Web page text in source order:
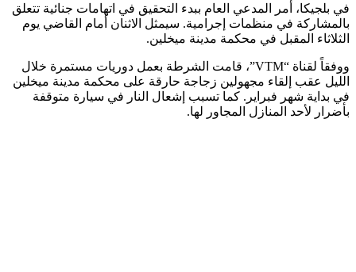
في بلجيكا، أمر المدعي العام ببدء التحقيق في اتهامات جنائية تتعلق
بالمشاركة في منظمات إجرامية. سيمثل الاثنان أمام القاضي يوم
الثلاثاء المقبل في محكمة مدينة ميخلين.
ووفقاً لقناة “VTM”، قامت الشرطة بعمل دوريات مستمرة خلال
الليل عقب إلقاء مجهولين زجاجة حارقة على محكمة مدينة ميخلين
في بداية شهر فبراير. كما تسبب إشعال النار في سيارة متوقفة
بأضرار لأحد المنازل المجاور لها.